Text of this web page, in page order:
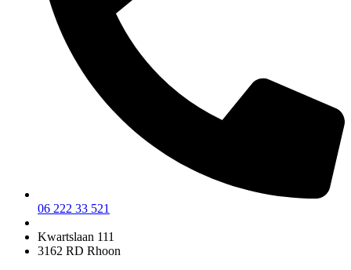
06 222 33 521
Kwartslaan 111
3162 RD Rhoon